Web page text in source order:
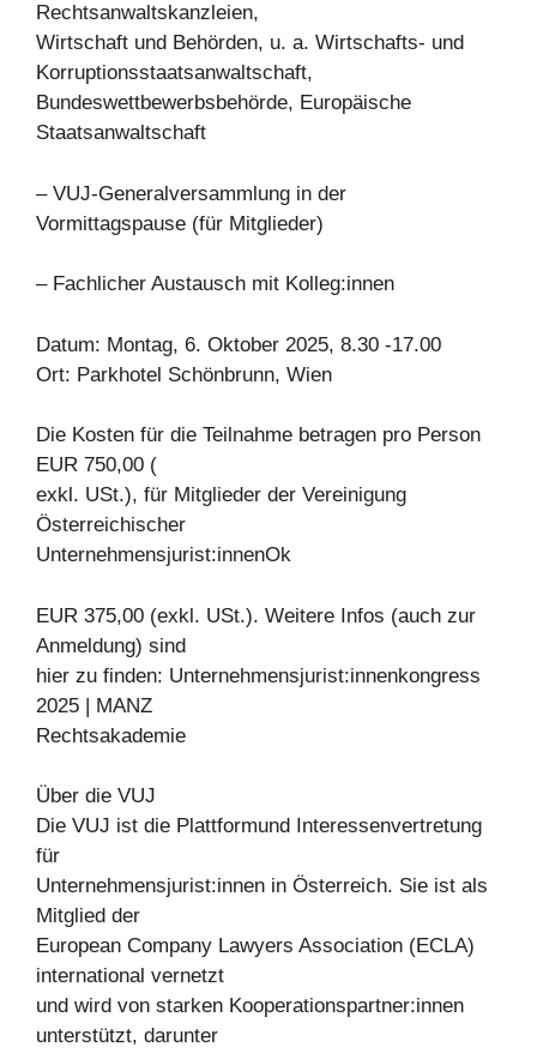
Rechtsanwaltskanzleien,
Wirtschaft und Behörden, u. a. Wirtschafts- und
Korruptionsstaatsanwaltschaft,
Bundeswettbewerbsbehörde, Europäische
Staatsanwaltschaft
– VUJ-Generalversammlung in der
Vormittagspause (für Mitglieder)
– Fachlicher Austausch mit Kolleg:innen
Datum: Montag, 6. Oktober 2025, 8.30 -17.00
Ort: Parkhotel Schönbrunn, Wien
Die Kosten für die Teilnahme betragen pro Person
EUR 750,00 (
exkl. USt.), für Mitglieder der Vereinigung
Österreichischer
Unternehmensjurist:innenOk
EUR 375,00 (exkl. USt.). Weitere Infos (auch zur
Anmeldung) sind
hier zu finden: Unternehmensjurist:innenkongress
2025 | MANZ
Rechtsakademie
Über die VUJ
Die VUJ ist die Plattformund Interessenvertretung
für
Unternehmensjurist:innen in Österreich. Sie ist als
Mitglied der
European Company Lawyers Association (ECLA)
international vernetzt
und wird von starken Kooperationspartner:innen
unterstützt, darunter